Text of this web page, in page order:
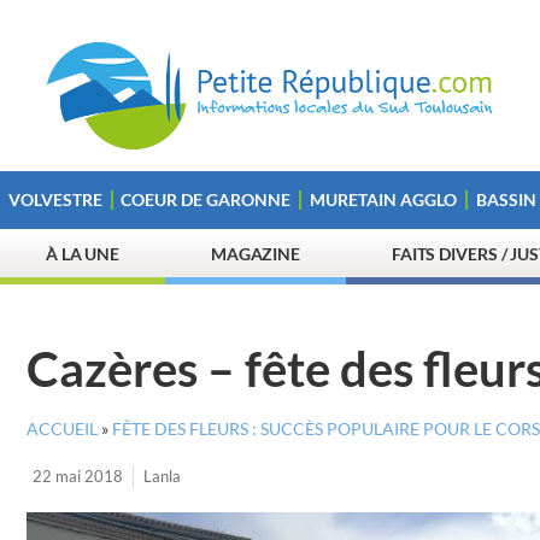
VOLVESTRE COEUR DE GARONNE MURETAIN AGGLO
À LA UNE MAGAZINE FAITS DIVERS /
Cazères – fête des
ACCUEIL » FÊTE DES FLEURS : SUCCÈS POPULAIRE POUR LE
22 mai 2018 Lanla